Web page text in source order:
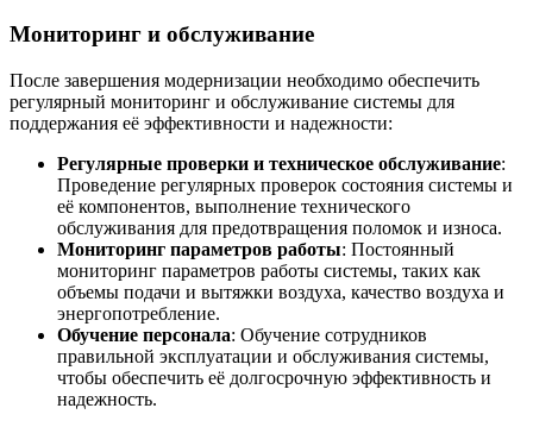
Мониторинг и обслуживание
После завершения модернизации необходимо обеспечить
регулярный мониторинг и обслуживание системы для
поддержания её эффективности и надежности:
Регулярные проверки и техническое обслуживание:
Проведение регулярных проверок состояния системы и
её компонентов, выполнение технического
обслуживания для предотвращения поломок и износа.
Мониторинг параметров работы: Постоянный
мониторинг параметров работы системы, таких как
объемы подачи и вытяжки воздуха, качество воздуха и
энергопотребление.
Обучение персонала: Обучение сотрудников
правильной эксплуатации и обслуживания системы,
чтобы обеспечить её долгосрочную эффективность и
надежность.